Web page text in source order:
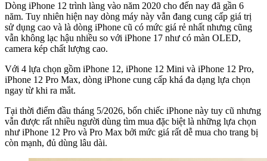
Dòng iPhone 12 trình làng vào năm 2020 cho đến nay đã gần 6
năm. Tuy nhiên hiện nay dòng máy này vẫn đang cung cấp giá trị
sử dụng cao và là dòng iPhone cũ có mức giá rẻ nhất nhưng cũng
vẫn không lạc hậu nhiều so với iPhone 17 như có màn OLED,
camera kép chất lượng cao.
Với 4 lựa chọn gồm iPhone 12, iPhone 12 Mini và iPhone 12 Pro,
iPhone 12 Pro Max, dòng iPhone cung cấp khá đa dạng lựa chọn
ngay từ khi ra mắt.
Tại thời điểm đầu tháng 5/2026, bốn chiếc iPhone này tuy cũ nhưng
vẫn được rất nhiều người dùng tìm mua đặc biệt là những lựa chọn
như iPhone 12 Pro và Pro Max bởi mức giá rất dễ mua cho trang bị
còn mạnh, đủ dùng lâu dài.